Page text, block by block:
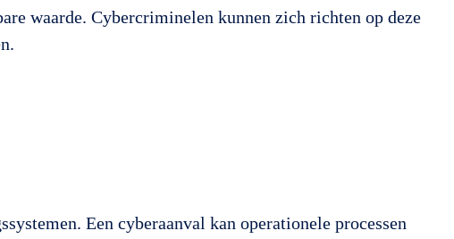
waarde. Cybercriminelen kunnen zich richten op deze
Een cyberaanval kan operationele processen